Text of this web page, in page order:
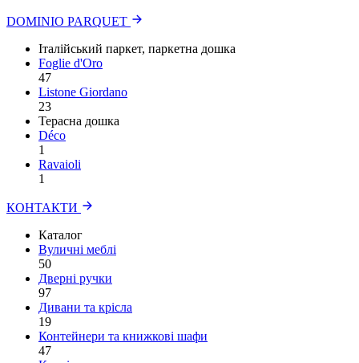
DOMINIO PARQUET
Італійський паркет, паркетна дошка
Foglie d'Oro
47
Listone Giordano
23
Терасна дошка
Déco
1
Ravaioli
1
КОНТАКТИ
Каталог
Вуличні меблі
50
Дверні ручки
97
Дивани та крісла
19
Контейнери та книжкові шафи
47